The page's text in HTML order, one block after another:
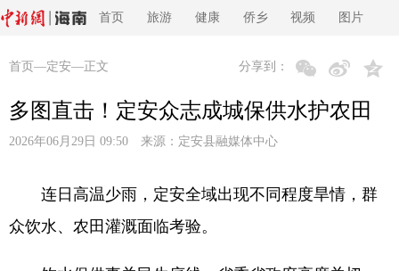
首页 旅游 健康 侨乡 视频 图片
首页 —定安—正文 分享到：
多图直击！定安众志成城保供水护农田
2026年06月29日 09:50 来源： 定安县融媒体中心
连日高温少雨，定安全域出现不同程度旱情，群
众饮水、农田灌溉面临考验。